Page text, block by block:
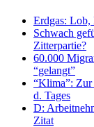
Erdgas:
Schwach
Zitterpartie?
60.000
“gelangt”
“Klima”: Zur
d. Tages
D:
Zitat